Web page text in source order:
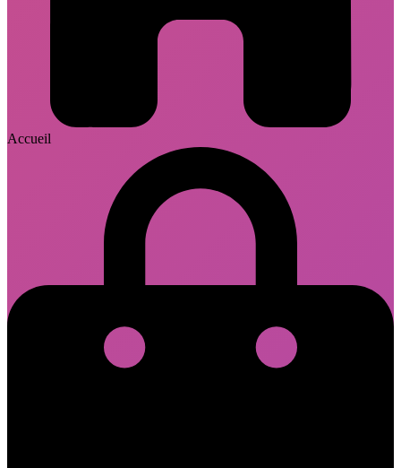
Accueil